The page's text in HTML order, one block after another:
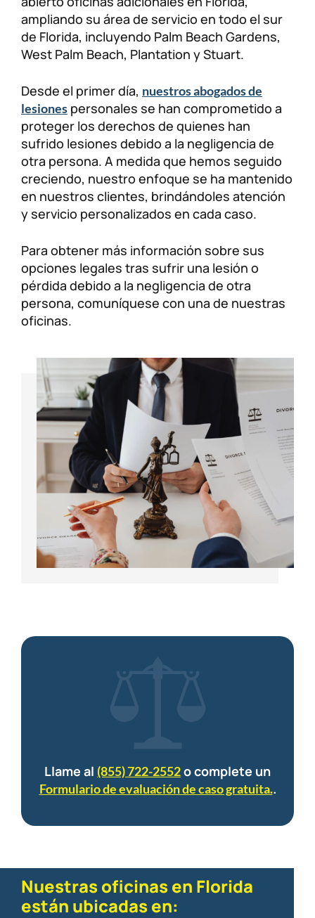
Lesiones personales
Compensación a trabajadores
Veterans Benefits
Admiralty & Maritime Law
Class Actions
Mass Torts
FAQ
Carreras
ampliando su área de servicio en todo el sur
de Florida, incluyendo Palm Beach Gardens,
West Palm Beach, Plantation y Stuart.
Desde el primer día, nuestros abogados de
lesiones personales se han comprometido a
proteger los derechos de quienes han
sufrido lesiones debido a la negligencia de
otra persona. A medida que hemos seguido
creciendo, nuestro enfoque se ha mantenido
en nuestros clientes, brindándoles atención
y servicio personalizados en cada caso.
Para obtener más información sobre sus
opciones legales tras sufrir una lesión o
pérdida debido a la negligencia de otra
persona, comuníquese con una de nuestras
oficinas.
Llame al (855) 722-2552o complete un
Formulario de evaluación de caso gratuita..
Nuestras oficinas en Florida
están ubicadas en: